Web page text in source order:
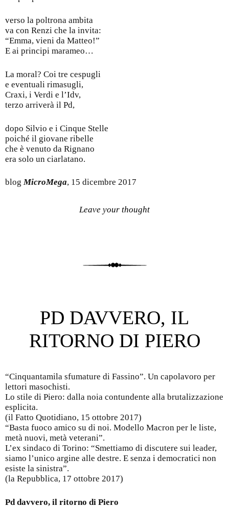
verso la poltrona ambita
va con Renzi che la invita:
“Emma, vieni da Matteo!”
E ai principi marameo…
La moral? Coi tre cespugli
e eventuali rimasugli,
Craxi, i Verdi e l’Idv,
terzo arriverà il Pd,
dopo Silvio e i Cinque Stelle
poiché il giovane ribelle
che è venuto da Rignano
era solo un ciarlatano.
blogMicroMega, 15 dicembre 2017
Leave your thought
PD DAVVERO, IL
RITORNO DI PIERO
“Cinquantamila sfumature di Fassino”. Un capolavoro per
lettori masochisti.
Lo stile di Piero: dalla noia contundente alla brutalizzazione
esplicita.
(il Fatto Quotidiano, 15 ottobre 2017)
“Basta fuoco amico su di noi. Modello Macron per le liste,
metà nuovi, metà veterani”.
L’ex sindaco di Torino: “Smettiamo di discutere sui leader,
siamo l’unico argine alle destre. E senza i democratici non
esiste la sinistra”.
(la Repubblica, 17 ottobre 2017)
Pd davvero, il ritorno di Piero